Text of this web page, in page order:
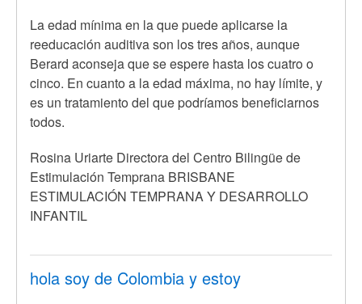
La edad mínima en la que puede aplicarse la
reeducación auditiva son los tres años, aunque
Berard aconseja que se espere hasta los cuatro o
cinco. En cuanto a la edad máxima, no hay límite, y
es un tratamiento del que podríamos beneficiarnos
todos.
Rosina Uriarte Directora del Centro Bilingüe de
Estimulación Temprana BRISBANE
ESTIMULACIÓN TEMPRANA Y DESARROLLO
INFANTIL
hola soy de Colombia y estoy